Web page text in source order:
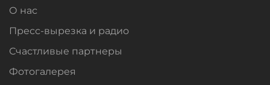
О нас
Пресс-вырезка и радио
Счастливые партнеры
Фотогалерея